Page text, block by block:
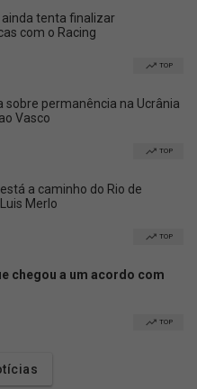
ainda tenta finalizar
com o Racing
TOP
sobre permanência na Ucrânia
Vasco
TOP
a caminho do Rio de
Merlo
TOP
chegou a um acordo com
TOP